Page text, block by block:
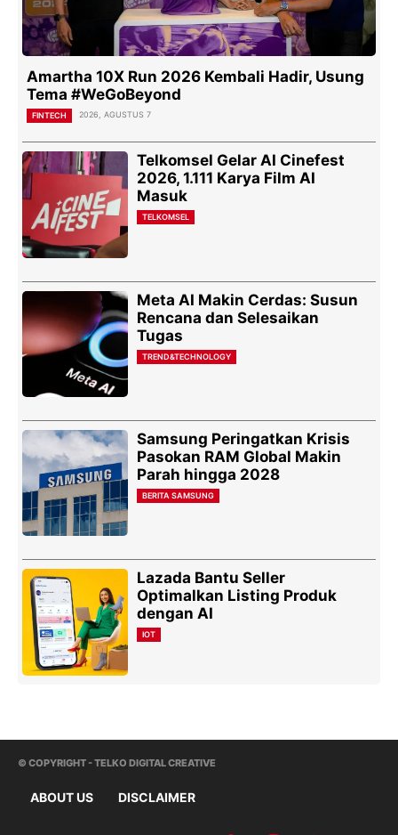
Amartha 10X Run 2026 Kembali Hadir, Usung
Tema #WeGoBeyond
FINTECH 2026, AGUSTUS 7
Telkomsel Gelar AI Cinefest
2026, 1.111 Karya Film AI
Masuk
TELKOMSEL
Meta AI Makin Cerdas: Susun
Rencana dan Selesaikan
Tugas
TREND&TECHNOLOGY
Samsung Peringatkan Krisis
Pasokan RAM Global Makin
Parah hingga 2028
BERITA SAMSUNG
Lazada Bantu Seller
Optimalkan Listing Produk
dengan AI
IOT
© COPYRIGHT - TELKO DIGITAL CREATIVE
ABOUT US DISCLAIMER